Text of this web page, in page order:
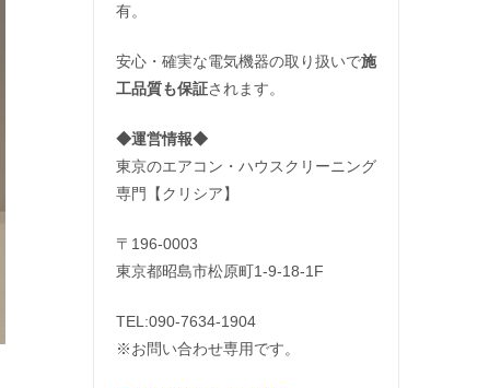
有。
安心・確実な電気機器の取り扱いで施
工品質も保証されます。
◆運営情報◆
東京のエアコン・ハウスクリーニング
専門【クリシア】
〒196-0003
東京都昭島市松原町1-9‐18‐1F
TEL:090-7634-1904
※お問い合わせ専用です。